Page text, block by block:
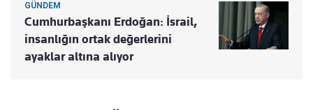
GÜNDEM
Cumhurbaşkanı Erdoğan: İsrail,
insanlığın ortak değerlerini
ayaklar altına alıyor